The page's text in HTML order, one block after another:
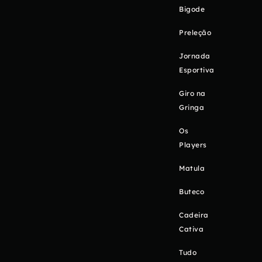
Bigode
Preleção
Jornada
Esportiva
Giro na
Gringa
Os
Players
Matula
Buteco
Cadeira
Cativa
Tudo